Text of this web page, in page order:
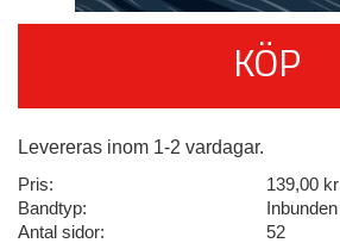
KÖP
Levereras inom 1-2 vardagar.
Pris:
139,00 kr
Bandtyp:
Inbunden
Antal sidor:
52